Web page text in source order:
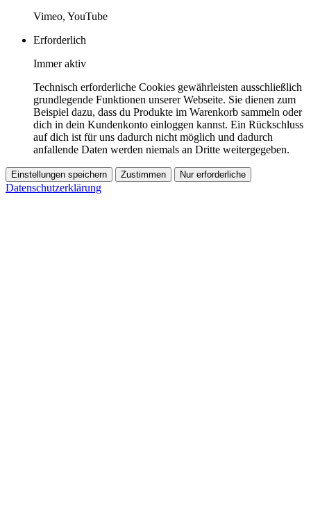
Vimeo, YouTube
Erforderlich
Immer aktiv
Technisch erforderliche Cookies gewährleisten ausschließlich
grundlegende Funktionen unserer Webseite. Sie dienen zum
Beispiel dazu, dass du Produkte im Warenkorb sammeln oder
dich in dein Kundenkonto einloggen kannst. Ein Rückschluss
auf dich ist für uns dadurch nicht möglich und dadurch
anfallende Daten werden niemals an Dritte weitergegeben.
Einstellungen speichern Zustimmen Nur erforderliche
Datenschutzerklärung